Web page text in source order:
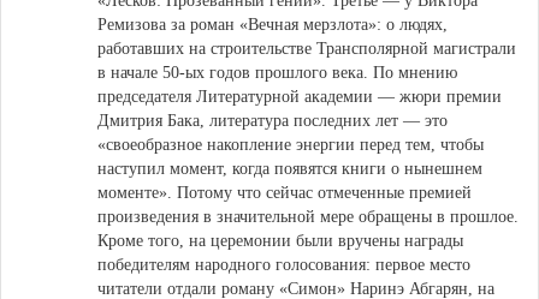
Ремизова за роман «Вечная мерзлота»: о людях,
работавших на строительстве Трансполярной магистрали
в начале 50-ых годов прошлого века. По мнению
председателя Литературной академии — жюри премии
Дмитрия Бака, литература последних лет — это
«своеобразное накопление энергии перед тем, чтобы
наступил момент, когда появятся книги о нынешнем
моменте». Потому что сейчас отмеченные премией
произведения в значительной мере обращены в прошлое.
Кроме того, на церемонии были вручены награды
победителям народного голосования: первое место
читатели отдали роману «Симон» Наринэ Абгарян, на